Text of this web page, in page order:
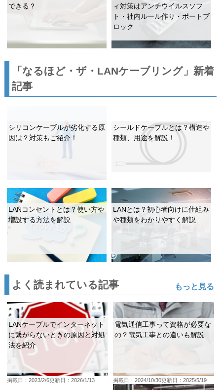
できる？
ィ対策はアンチウイルスソフ
ト・社内ルール作り・ポートブ
ロック
「なるほど・ザ・LANケーブリング」新着
記事
シリコンケーブルが劣化する原
因は？対策もご紹介！
シールドケーブルとは？構造や
種類、用途を解説！
LANコンセントとは？使い方や
増設する方法を解説
LANとは？初心者向けに仕組み
や種類をわかりやすく解説
よく読まれている記事 もっと見る
LANケーブルでインターネット
に繋がらないときの原因と対処
法を紹介
掲載日：2023/2/6更新日：2026/1/13
電気通信工事って資格が必要な
の？電気工事との違いも解説
掲載日：2024/10/30更新日：2025/5/19